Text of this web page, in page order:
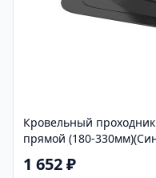
Кровельный
прямой (180-
1 652 ₽